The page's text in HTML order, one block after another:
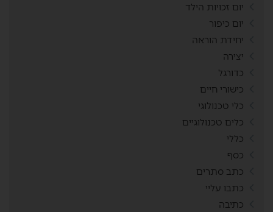
יום זכויות הילד
יום כיפור
יחידת הוראה
יצירה
כדורגל
כישורי חיים
כלי טכנולוגי
כלים טכנולוגיים
כללי
כסף
כתב סתרים
כתבו עליי
כתיבה